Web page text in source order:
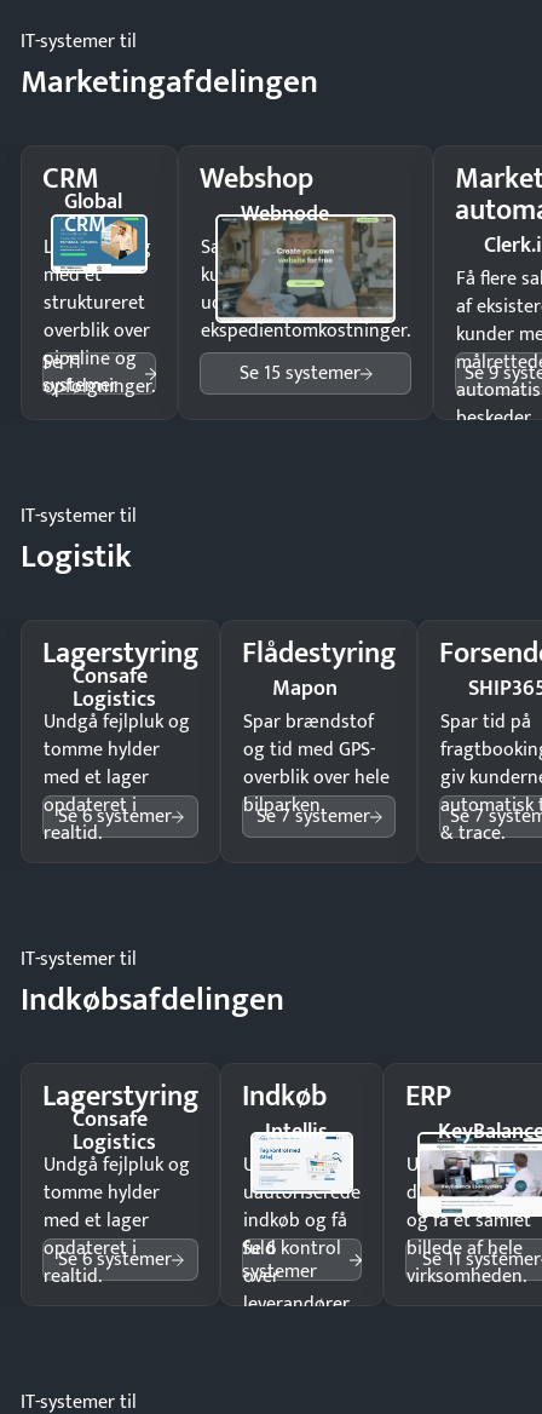
IT-systemer til
Marketingafdelingen
CRM
Global
CRM
Luk flere salg
med et
struktureret
overblik over
pipeline og
opfølgninger.
Se 11
systemer
Webshop
Webnode
Sælg produkter 24/7 til
kunder i hele landet
uden
ekspedientomkostninger.
Se 15 systemer
Få flere
af
kunder
beskeder.
Se 9
IT-systemer til
Logistik
Lagerstyring
Consafe
Logistics
Undgå fejlpluk og
tomme hylder
med et lager
opdateret i
realtid.
Se 6 systemer
Flådestyring
Mapon
Spar brændstof
og tid med GPS-
overblik over hele
bilparken.
Se 7 systemer
Spar tid på
giv
automatisk
& trace.
Se 7
IT-systemer til
Indkøbsafdelingen
Lagerstyring
Consafe
Logistics
Undgå fejlpluk og
tomme hylder
med et lager
opdateret i
realtid.
Se 6 systemer
Indkøb
Intellis
Undgå
uautoriserede
indkøb og få
fuld kontrol
over
leverandører
Se 6
systemer
ERP
Undgå
og få ét samlet
billede af hele
virksomheden.
Se 11 systemer
IT-systemer til